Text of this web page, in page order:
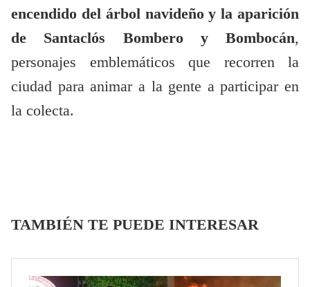
encendido del árbol navideño y la aparición
de Santaclós Bombero y Bombocán,
personajes emblemáticos que recorren la
ciudad para animar a la gente a participar en
la colecta.
TAMBIÉN TE PUEDE INTERESAR